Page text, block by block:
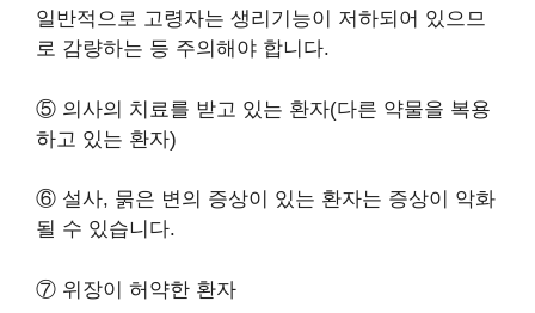
일반적으로 고령자는 생리기능이 저하되어 있으므
로 감량하는 등 주의해야 합니다.
⑤ 의사의 치료를 받고 있는 환자(다른 약물을 복용
하고 있는 환자)
⑥ 설사, 묽은 변의 증상이 있는 환자는 증상이 악화
될 수 있습니다.
⑦ 위장이 허약한 환자